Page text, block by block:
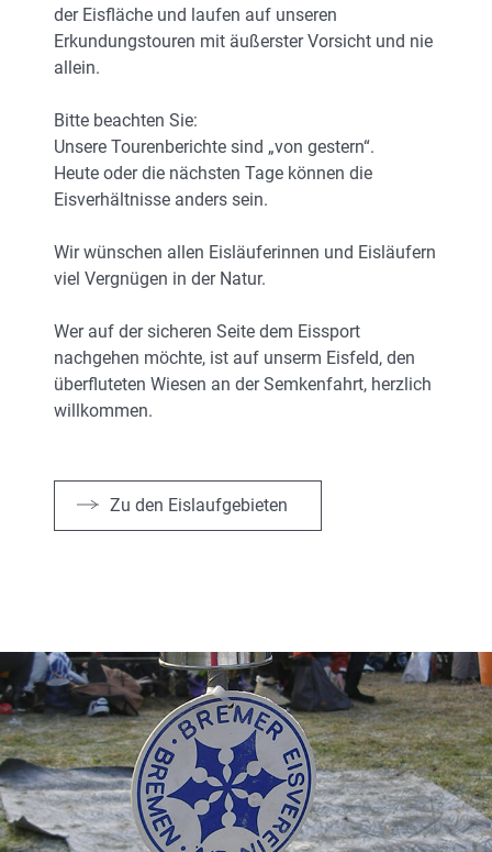
der Eisfläche und laufen auf unseren
Erkundungstouren mit äußerster Vorsicht und nie
allein.
Bitte beachten Sie:
Unsere Tourenberichte sind „von gestern“.
Heute oder die nächsten Tage können die
Eisverhältnisse anders sein.
Wir wünschen allen Eisläuferinnen und Eisläufern
viel Vergnügen in der Natur.
Wer auf der sicheren Seite dem Eissport
nachgehen möchte, ist auf unserm Eisfeld, den
überfluteten Wiesen an der Semkenfahrt, herzlich
willkommen.
Zu den Eislaufgebieten